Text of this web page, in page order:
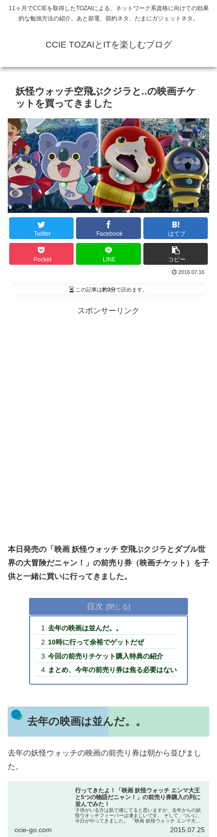
11ヶ月でCCIEを取得したTOZAIによる、ネットワーク系資格に向けての効果
的な勉強方法の紹介。あと節電、節約ネタ、たまにガジェットネタ。
CCIE TOZAIとITを楽しむブログ
妖怪ウォッチ空飛ぶクジラと..の映画チケ
ットを買ってきました
Twitter Facebook はてブ
Pocket LINE コピー
2016.07.16
この記事は約3分で読めます。
スポンサーリンク
本日発売の「映画 妖怪ウォッチ 空飛ぶクジラとダブル世
界の大冒険だニャン！」の前売り券（映画チケット）を子
供と一緒に買いに行ってきました。
目次
去年の映画は並んだ。。
10時に行って余裕でゲットだぜ
今回の前売りチケット購入特典の紹介
まとめ、今年の前売り券は焦る必要はない
去年の映画は並んだ。。
去年の妖怪ウォッチの映画の前売り券は朝から並びまし
た。
行ってきたよ！「映画 妖怪ウォッチ エンマ大王
と5つの物語だニャン！」の前売り券購入の列に
並んでみた！
子供がいる方は肌で感じてると思いますが、去年からの妖
怪ウオッチフィーバーは凄まじいです。 そして、ついに、
今日がやってきました。 「映画 妖怪ウォッチ エンマ大王
ccie-go.com 2015.07.25